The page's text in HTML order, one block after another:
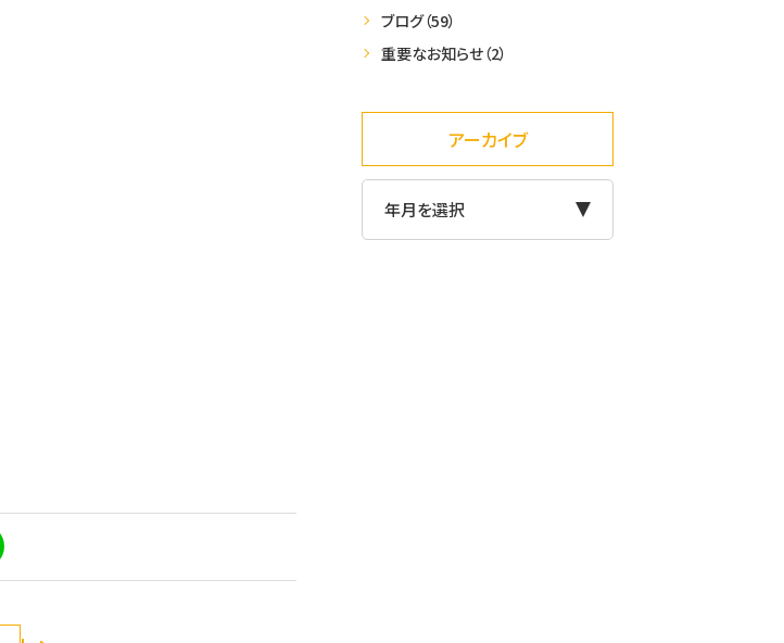
n
ブログ（59）
重要なお知らせ（2）
アーカイブ